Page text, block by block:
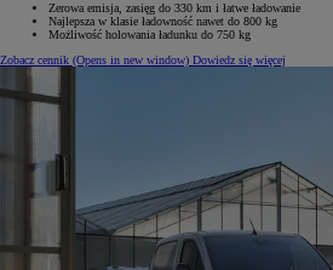
Zerowa emisja, zasięg do 330 km i łatwe ładowanie
Najlepsza w klasie ładowność nawet do 800 kg
Możliwość holowania ładunku do 750 kg
Zobacz cennik (Opens in new window) Dowiedz się więcej